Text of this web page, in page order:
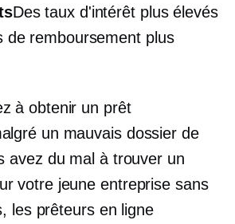
Des taux d'intérêt plus élevés
de remboursement plus
à obtenir un prêt
un mauvais dossier de
avez du mal à trouver un
votre jeune entreprise sans
les prêteurs en ligne